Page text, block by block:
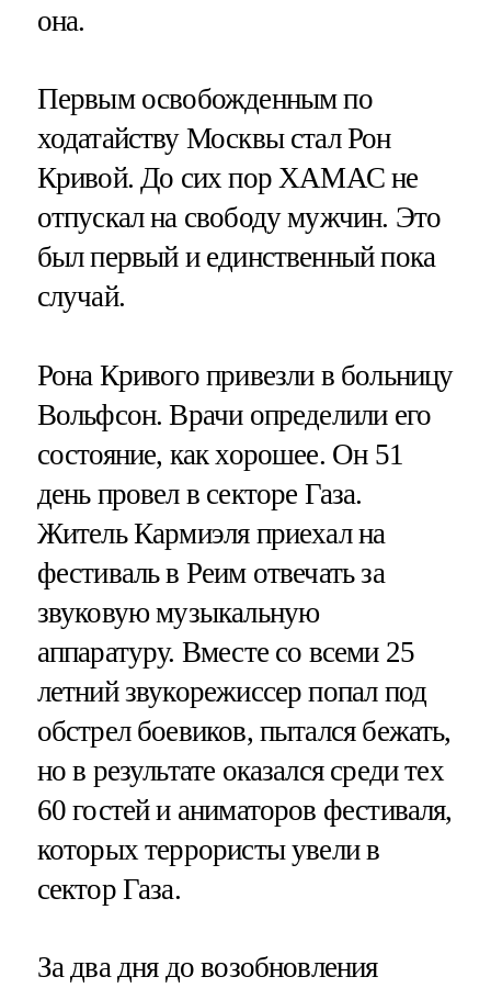
она.
Первым освобожденным по
ходатайству Москвы стал Рон
Кривой. До сих пор ХАМАС не
отпускал на свободу мужчин. Это
был первый и единственный пока
случай.
Рона Кривого привезли в больницу
Вольфсон. Врачи определили его
состояние, как хорошее. Он 51
день провел в секторе Газа.
Житель Кармиэля приехал на
фестиваль в Реим отвечать за
звуковую музыкальную
аппаратуру. Вместе со всеми 25
летний звукорежиссер попал под
обстрел боевиков, пытался бежать,
но в результате оказался среди тех
60 гостей и аниматоров фестиваля,
которых террористы увели в
сектор Газа.
За два дня до возобновления